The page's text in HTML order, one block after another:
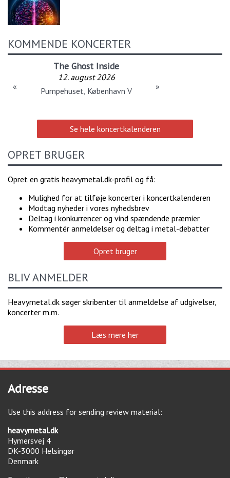
KOMMENDE KONCERTER
The Ghost Inside
12. august 2026
Pumpehuset, København V
« »
Se hele koncertkalenderen
OPRET BRUGER
Opret en gratis heavymetal.dk-profil og få:
Mulighed for at tilføje koncerter i koncertkalenderen
Modtag nyheder i vores nyhedsbrev
Deltag i konkurrencer og vind spændende præmier
Kommentér anmeldelser og deltag i metal-debatter
Opret bruger
BLIV ANMELDER
Heavymetal.dk søger skribenter til anmeldelse af udgivelser,
koncerter m.m.
Læs mere her
Adresse
Use this address for sending review material:
heavymetal.dk
Hymersvej 4
DK-3000 Helsingør
Denmark